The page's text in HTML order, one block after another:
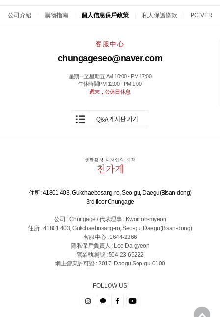
公司介紹 購物指南 個人信息保戶政策 私人保護條款 PC VER
客服中心
chungageseo@naver.com
星期一至星期五 AM 10:00 - PM 17:00
午休時間PM 12:00 - PM 1:00
週末，公休日休息
住所: 41801 403, Gukchaebosang-ro, Seo-gu, Daegu(Bisan-dong)
3rd floor Chungage
公司 : Chungage / 代表理事 : Kwon oh-myeon
住所 : 41801 403, Gukchaebosang-ro, Seo-gu, Daegu(Bisan-dong)
客服中心 : 1644-2366
隱私保戶負責人 : Lee Da-gyeon
營業執照號 : 504-23-65222
網上營業許可證 : 2017 -Daegu Sep-gu-0100
FOLLOW US